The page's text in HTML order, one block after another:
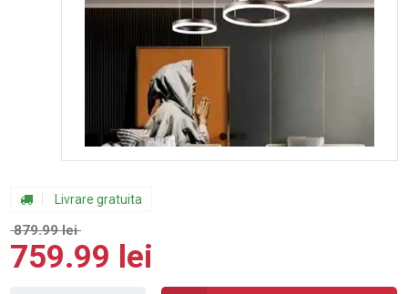
Livrare gratuita
879.99 lei
759.99 lei